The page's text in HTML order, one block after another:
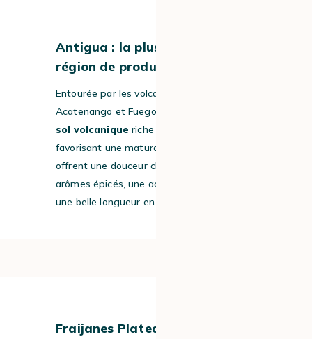
Antigua : la plus ancienne
région de production de café
Entourée par les volcans Agua,
Acatenango et Fuego, Antigua possède un
sol volcanique riche et un climat frais
favorisant une maturation lente. Ses cafés
offrent une douceur chocolatée, des
arômes épicés, une acidité équilibrée et
une belle longueur en bouche.
Fraijanes Plateau : équilibre et